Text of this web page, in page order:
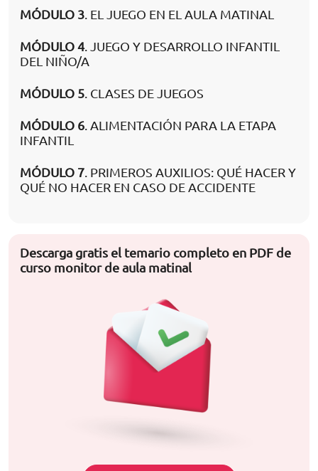
MÓDULO 3. EL JUEGO EN EL AULA MATINAL
MÓDULO 4. JUEGO Y DESARROLLO INFANTIL
DEL NIÑO/A
MÓDULO 5. CLASES DE JUEGOS
MÓDULO 6. ALIMENTACIÓN PARA LA ETAPA
INFANTIL
MÓDULO 7. PRIMEROS AUXILIOS: QUÉ HACER Y
QUÉ NO HACER EN CASO DE ACCIDENTE
Descarga gratis el temario completo en PDF de
curso monitor de aula matinal